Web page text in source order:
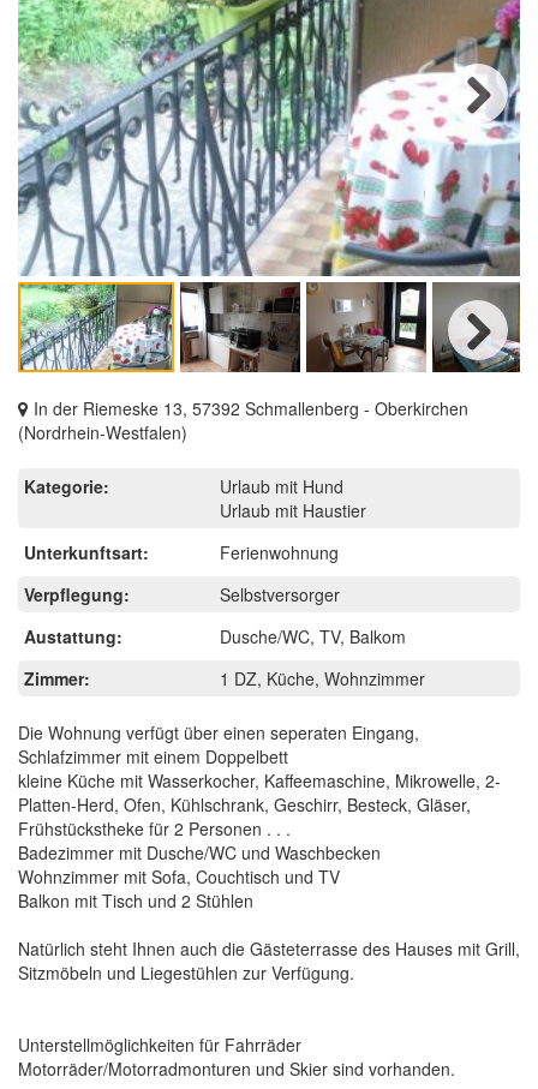
Next
Next
In der Riemeske 13, 57392 Schmallenberg - Oberkirchen
(Nordrhein-Westfalen)
Kategorie:
Urlaub mit Hund
Urlaub mit Haustier
Unterkunftsart:
Ferienwohnung
Verpflegung:
Selbstversorger
Austattung:
Dusche/WC, TV, Balkom
Zimmer:
1 DZ, Küche, Wohnzimmer
Die Wohnung verfügt über einen seperaten Eingang,
Schlafzimmer mit einem Doppelbett
kleine Küche mit Wasserkocher, Kaffeemaschine, Mikrowelle, 2-
Platten-Herd, Ofen, Kühlschrank, Geschirr, Besteck, Gläser,
Frühstückstheke für 2 Personen . . .
Badezimmer mit Dusche/WC und Waschbecken
Wohnzimmer mit Sofa, Couchtisch und TV
Balkon mit Tisch und 2 Stühlen
Natürlich steht Ihnen auch die Gästeterrasse des Hauses mit Grill,
Sitzmöbeln und Liegestühlen zur Verfügung.
Unterstellmöglichkeiten für Fahrräder
Motorräder/Motorradmonturen und Skier sind vorhanden.